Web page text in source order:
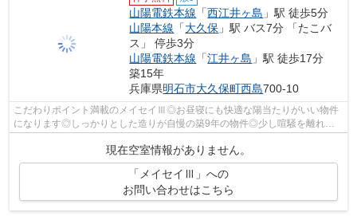
山陽電鉄本線 「西江井ヶ島 」駅 徒歩5分
山陽本線 「大久保 」駅 バス7分 「たこバ
ス」 停歩3分
山陽電鉄本線 「江井ヶ島 」駅 徒歩17分
築15年
兵庫県明石市大久保町西島700-10
こだわりポイント満載のメイセイⅢ◎お昼寝にも快適な陽当たりがいい物件
になります◎しっかりとした造りが自慢の築9年の物件◎少し喧騒を離れて
いて駅から徒歩5分という駅近な物件はいか...
現在空室情報がありません。
「メイセイⅢ」への
お問い合わせはこちら